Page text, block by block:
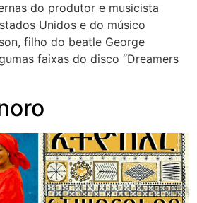
do produtor e musicista
Unidos e do músico
filho do beatle George
faixas do disco “Dreamers